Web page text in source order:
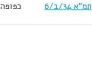
תמ"א 34/ב/6
כפופה